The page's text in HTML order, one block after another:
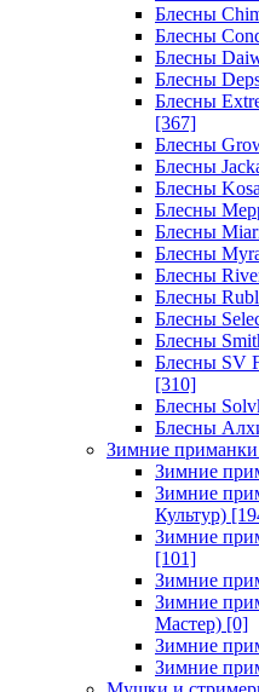
Блесны
Блесны
Блесны
Блесны
Блесны
[367]
Блесны
Блесны
Блесны
Блесны
Блесны
Блесны
Блесны
Блесны
Блесны
Блесны
Блесны SV
[310]
Блесны
Блесны
Зимние приманки
Зимние
Зимние
Культур)
Зимние
[101]
Зимние
Зимние
Мастер) [0]
Зимние
Зимние